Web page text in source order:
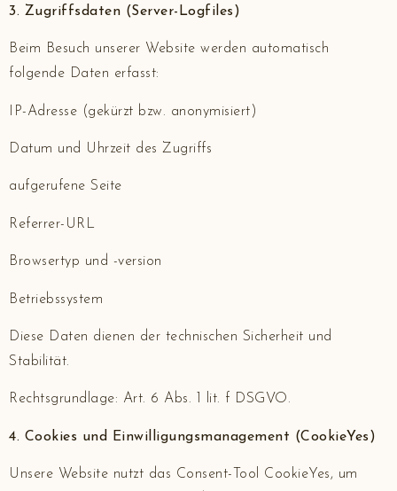
3. Zugriffsdaten (Server-Logfiles)
Beim Besuch unserer Website werden automatisch
folgende Daten erfasst:
IP-Adresse (gekürzt bzw. anonymisiert)
Datum und Uhrzeit des Zugriffs
aufgerufene Seite
Referrer-URL
Browsertyp und -version
Betriebssystem
Diese Daten dienen der technischen Sicherheit und
Stabilität.
Rechtsgrundlage: Art. 6 Abs. 1 lit. f DSGVO.
4. Cookies und Einwilligungsmanagement (CookieYes)
Unsere Website nutzt das Consent-Tool CookieYes, um